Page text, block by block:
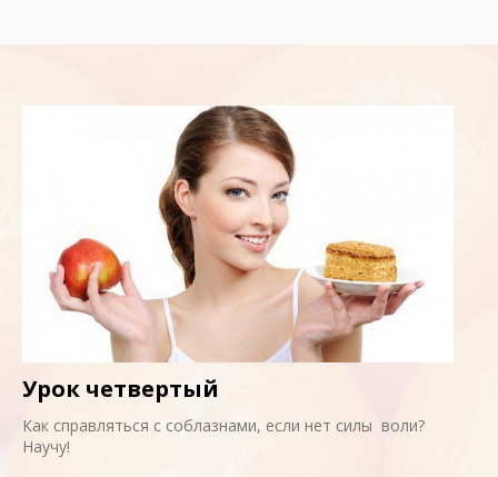
Урок четвертый
Как справляться с соблазнами, если нет силы воли?
Научу!